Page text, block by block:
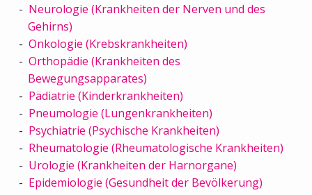
Neurologie (Krankheiten der Nerven und des
Gehirns)
Onkologie (Krebskrankheiten)
Orthopädie (Krankheiten des
Bewegungsapparates)
Pädiatrie (Kinderkrankheiten)
Pneumologie (Lungenkrankheiten)
Psychiatrie (Psychische Krankheiten)
Rheumatologie (Rheumatologische Krankheiten)
Urologie (Krankheiten der Harnorgane)
Epidemiologie (Gesundheit der Bevölkerung)